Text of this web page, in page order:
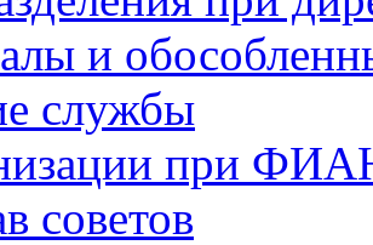
и
службы
при
советов